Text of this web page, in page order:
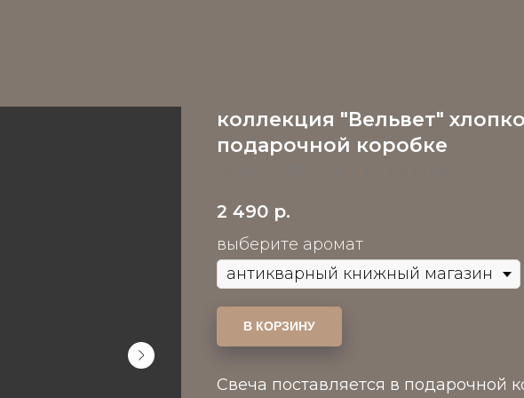
коллекция "Вельвет"
подарочной коробке
2 490 р.
выберите аромат
В КОРЗИНУ
Свеча поставляется в подарочной